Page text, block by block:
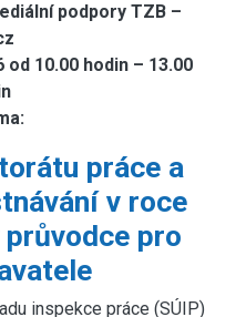
podpory TZB –
10.00 hodin – 13.00
práce a
v roce
pro
inspekce práce (SÚIP)